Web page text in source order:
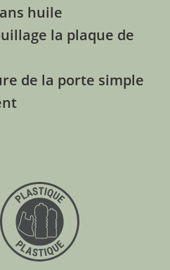
huile
la plaque de
de la porte simple